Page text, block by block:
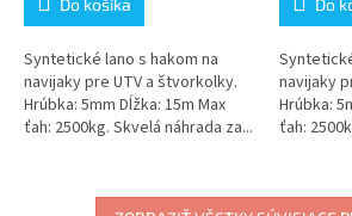
Syntetické lano s hakom na
navijaky pre UTV a štvorkolky.
Hrúbka: 5mm Dĺžka: 15m Max
ťah: 2500kg. Skvelá náhrada za...
navijaky
Hrúbka:
ťah: